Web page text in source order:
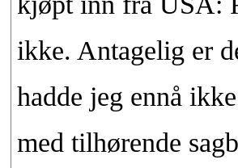
ikke. Antagelig er
hadde jeg ennå
med tilhørende